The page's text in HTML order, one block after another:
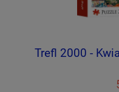
Trefl 2000 -